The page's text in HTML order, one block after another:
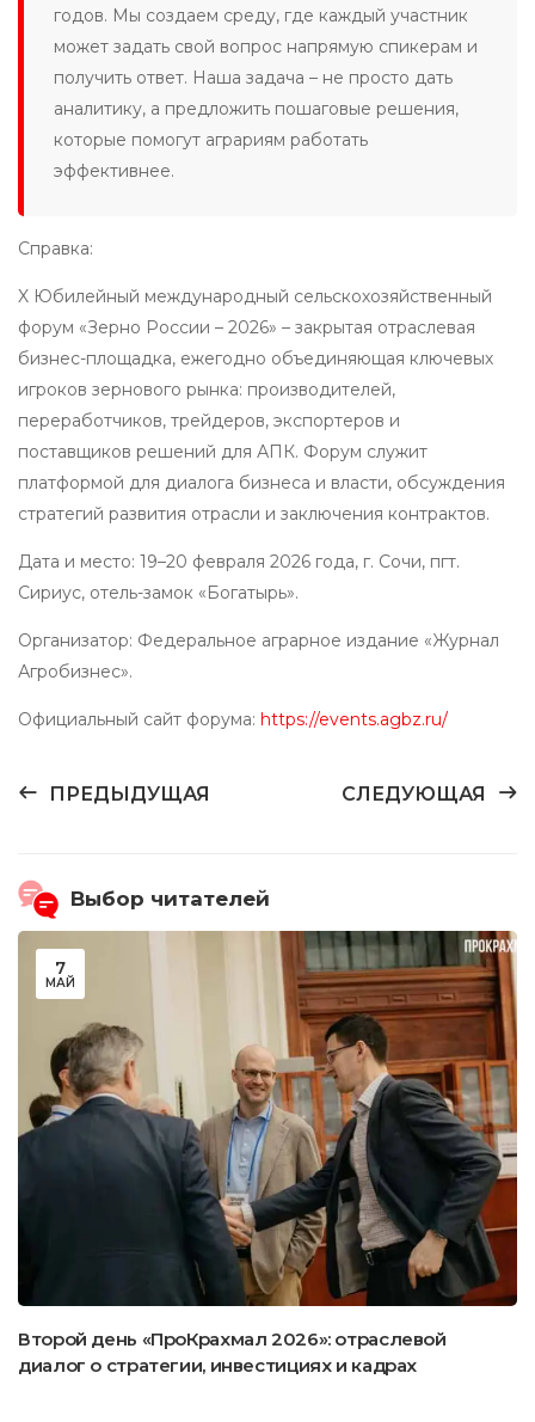
годов. Мы создаем среду, где каждый участник
может задать свой вопрос напрямую спикерам и
получить ответ. Наша задача – не просто дать
аналитику, а предложить пошаговые решения,
которые помогут аграриям работать
эффективнее.
Справка:
X Юбилейный международный сельскохозяйственный
форум «Зерно России – 2026» – закрытая отраслевая
бизнес-площадка, ежегодно объединяющая ключевых
игроков зернового рынка: производителей,
переработчиков, трейдеров, экспортеров и
поставщиков решений для АПК. Форум служит
платформой для диалога бизнеса и власти, обсуждения
стратегий развития отрасли и заключения контрактов.
Дата и место: 19–20 февраля 2026 года, г. Сочи, пгт.
Сириус, отель-замок «Богатырь».
Организатор: Федеральное аграрное издание «Журнал
Агробизнес».
Официальный сайт форума: https://events.agbz.ru/
ПРЕДЫДУЩАЯ СЛЕДУЮЩАЯ
Выбор читателей
7
МАЙ
Второй день «ПроКрахмал 2026»: отраслевой
диалог о стратегии, инвестициях и кадрах